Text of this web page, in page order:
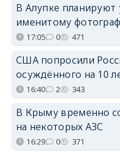
В Алупке планируют
именитому
17:05 0 471
США попросили
осуждённого на 10
16:40 2 343
В Крыму временно
на некоторых АЗС
16:29 0 371